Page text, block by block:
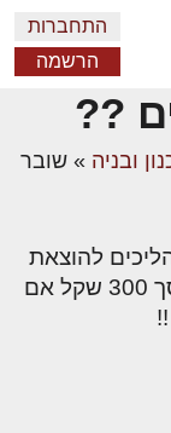
התחברות
הרשמה
??
ובניה » שובר
להוצאת
היתר ? המהנדס אמר לי שיש שובר בסך 300 שקל אם